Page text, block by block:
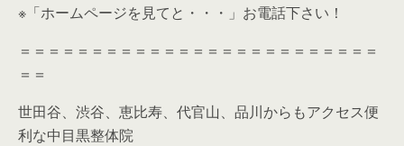
※「ホームページを見てと・・・」お電話下さい！
＝＝＝＝＝＝＝＝＝＝＝＝＝＝＝＝＝＝＝＝＝＝＝＝＝
＝＝
世田谷、渋谷、恵比寿、代官山、品川からもアクセス便
利な中目黒整体院